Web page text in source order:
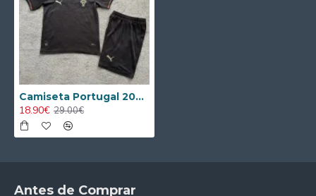
Camiseta Portugal 2026 Niño Negro
18.90€ 29.00€
Antes de Comprar